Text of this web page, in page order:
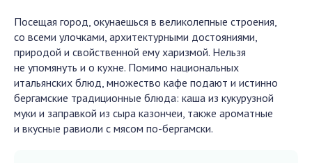
Посещая город, окунаешься в великолепные строения,
со всеми улочками, архитектурными достояниями,
природой и свойственной ему харизмой. Нельзя
не упомянуть и о кухне. Помимо национальных
итальянских блюд, множество кафе подают и истинно
бергамские традиционные блюда: каша из кукурузной
муки и заправкой из сыра казончеи, также ароматные
и вкусные равиоли с мясом по-бергамски.